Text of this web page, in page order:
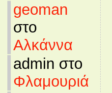
geoman
στο
Αλκάννα
admin στο
Φλαμουριά